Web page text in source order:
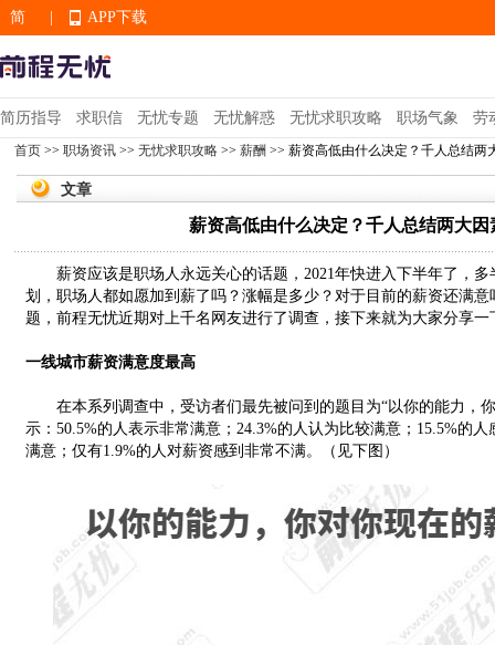
简
EN
APP下载
APP下载
简历指导 求职信 无忧专题 无忧解惑 无忧求职攻略 职场气象 劳
首页 >> 职场资讯 >> 无忧求职攻略 >> 薪酬 >> 薪资高低由什么决定？千人总结两
文章
薪资高低由什么决定？千人总结两大因
薪资应该是职场人永远关心的话题，2021年快进入下半年了，多
划，职场人都如愿加到薪了吗？涨幅是多少？对于目前的薪资还满
题，前程无忧近期对上千名网友进行了调查，接下来就为大家分享一
一线城市薪资满意度最高
在本系列调查中，受访者们最先被问到的题目为“以你的能力，
示：50.5%的人表示非常满意；24.3%的人认为比较满意；15.5%的
满意；仅有1.9%的人对薪资感到非常不满。（见下图）